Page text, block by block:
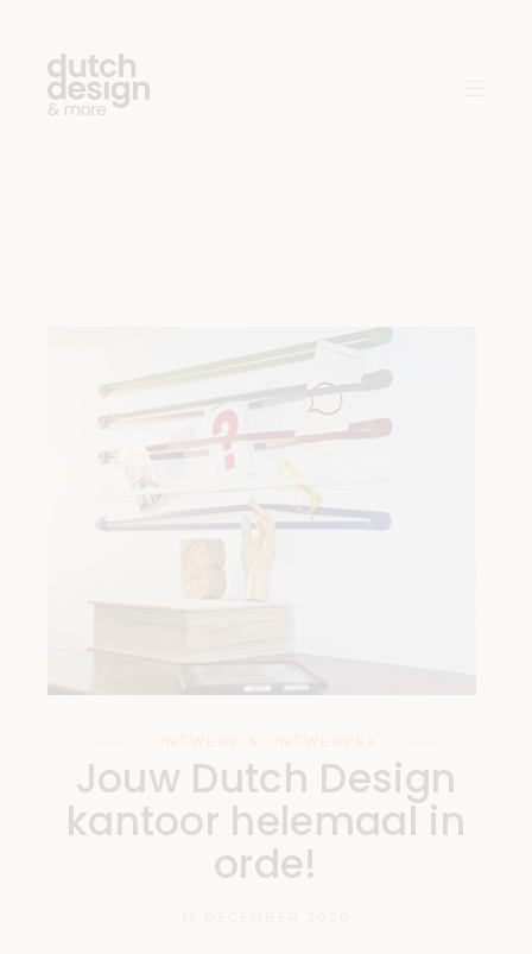
ONTWERP & ONTWERPER
Jouw Dutch Design
kantoor helemaal in
orde!